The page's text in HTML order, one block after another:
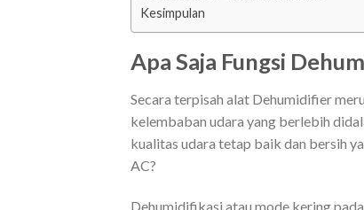
Kesimpulan
Apa Saja Fungsi
Secara terpisah alat Dehumidifier
kelembaban udara yang berlebih
kualitas udara tetap baik dan bersih
AC?
Dehumidifikasi atau mode kering